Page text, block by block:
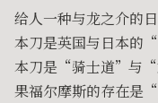
给人一种与龙之介的
本刀是英国与日本的
本刀是“骑士道”与
果福尔摩斯的存在是